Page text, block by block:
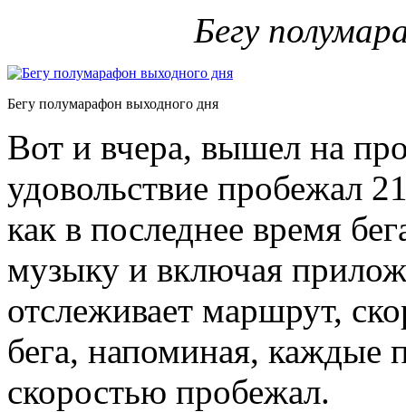
Бегу
Бегу полумарафон выходного дня
Вот и вчера, вышел на
удовольствие пробежал
как в последнее время
музыку и включая
отслеживает маршрут,
бега, напоминая, каждые
скоростью пробежал.